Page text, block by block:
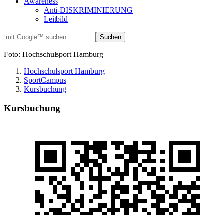
Anti-DISKRIMINIERUNG
Leitbild
Foto: Hochschulsport Hamburg
Hochschulsport Hamburg
SportCampus
Kursbuchung
Kursbuchung